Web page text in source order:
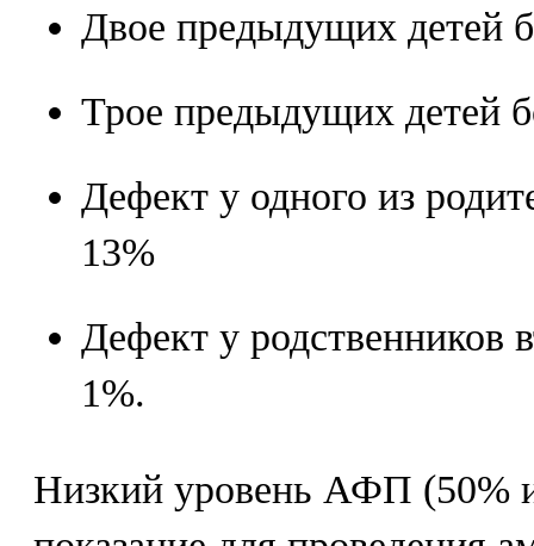
Двое предыдущих детей
Трое предыдущих детей
Дефект у одного из
13%
Дефект у родственников
1%.
Низкий уровень АФП (50%